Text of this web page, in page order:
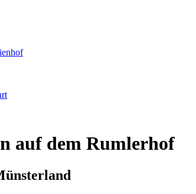
auf dem Rumlerhof